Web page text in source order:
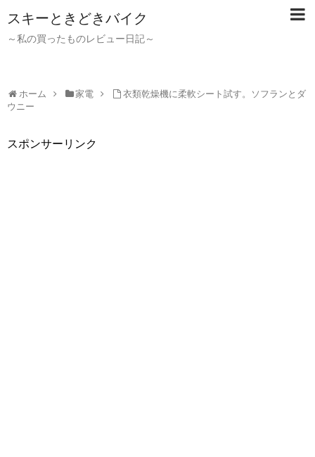
スキーときどきバイク
～私の買ったものレビュー日記～
ホーム 家電
衣類乾燥機に柔軟シート試す。ソフランとダ
ウニー
スポンサーリンク